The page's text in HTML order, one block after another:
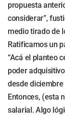
propuesta
considerar”,
medio tirado de
Ratificamos un
“Acá el planteo
poder
desde
Entonces, (esta
salarial. Algo